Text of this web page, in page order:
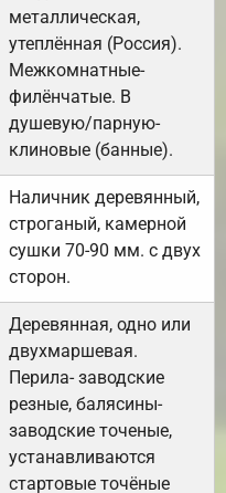
металлическая,
утеплённая (Россия).
Межкомнатные-
филёнчатые. В
душевую/парную-
клиновые (банные).
Наличник деревянный,
строганый, камерной
сушки 70-90 мм. с двух
сторон.
Деревянная, одно или
двухмаршевая.
Перила- заводские
резные, балясины-
заводские точеные,
устанавливаются
стартовые точёные